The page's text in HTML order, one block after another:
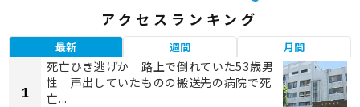
アクセスランキング
最新 週間 月間
1
死亡ひき逃げか 路上で倒れていた53歳男
性 声出していたものの搬送先の病院で死
亡...